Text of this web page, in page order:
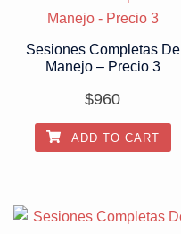
Sesiones Completas De
Manejo – Precio 3
$960
ADD TO CART